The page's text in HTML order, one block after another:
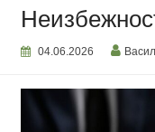
04.06.2026